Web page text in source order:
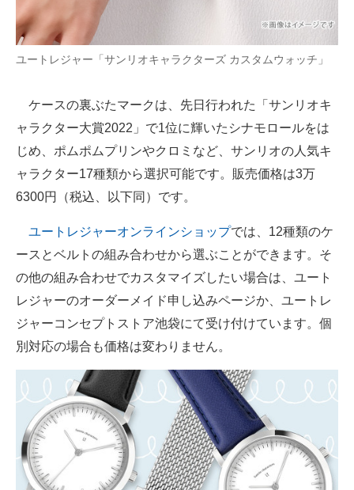
ユートレジャー「サンリオキャラクターズ カスタムウォッチ」
ケースの裏ぶたマークは、先日行われた「サンリオキ
ャラクター大賞2022」で1位に輝いたシナモロールをは
じめ、ポムポムプリンやクロミなど、サンリオの人気キ
ャラクター17種類から選択可能です。販売価格は3万
6300円（税込、以下同）です。
ユートレジャーオンラインショップでは、12種類のケ
ースとベルトの組み合わせから選ぶことができます。そ
の他の組み合わせでカスタマイズしたい場合は、ユート
レジャーのオーダーメイド申し込みページか、ユートレ
ジャーコンセプトストア池袋にて受け付けています。個
別対応の場合も価格は変わりません。